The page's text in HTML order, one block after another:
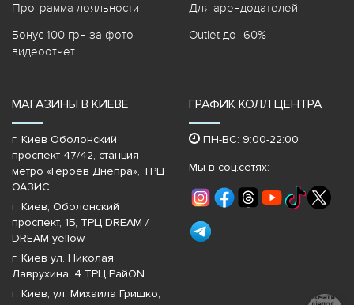
Программа лояльности
Бонус 100 грн за фото-
видеоотчет
Для арендодателей
Outlet до -60%
МАГАЗИНЫ В КИЕВЕ
г. Киев Оболонский
проспект 47/42, станция
метро «Героев Днепра»‎, ТРЦ
ОАЗИС
г. Киев, Оболонский
проспект, 1Б, ТРЦ DREAM /
DREAM yellow
г. Киев ул. Николая
Лаврухина, 4 ТРЦ РайON
г. Киев, ул. Михаила Гришко,
ГРАФИК КОЛЛ ЦЕНТРА
ПН-ВС: 9:00-22:00
Мы в соц.сетях:
Почати